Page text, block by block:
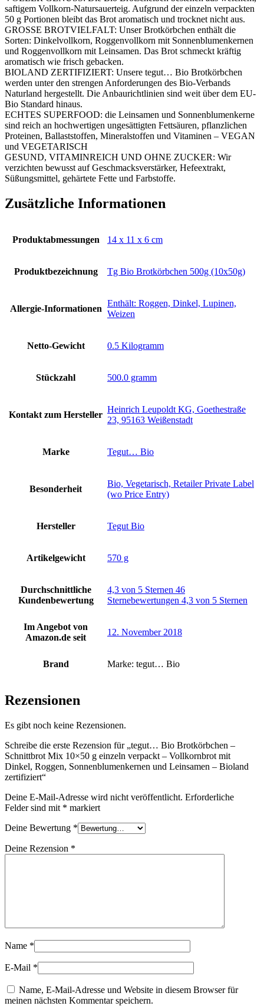
saftigem Vollkorn-Natursauerteig. Aufgrund der einzeln verpackten
50 g Portionen bleibt das Brot aromatisch und trocknet nicht aus.
GROSSE BROTVIELFALT: Unser Brotkörbchen enthält die
Sorten: Dinkelvollkorn, Roggenvollkorn mit Sonnenblumenkernen
und Roggenvollkorn mit Leinsamen. Das Brot schmeckt kräftig
aromatisch wie frisch gebacken.
BIOLAND ZERTIFIZIERT: Unsere tegut… Bio Brotkörbchen
werden unter den strengen Anforderungen des Bio-Verbands
Naturland hergestellt. Die Anbaurichtlinien sind weit über dem EU-
Bio Standard hinaus.
ECHTES SUPERFOOD: die Leinsamen und Sonnenblumenkerne
sind reich an hochwertigen ungesättigten Fettsäuren, pflanzlichen
Proteinen, Ballaststoffen, Mineralstoffen und Vitaminen – VEGAN
und VEGETARISCH
GESUND, VITAMINREICH UND OHNE ZUCKER: Wir
verzichten bewusst auf Geschmacksverstärker, Hefeextrakt,
Süßungsmittel, gehärtete Fette und Farbstoffe.
Zusätzliche Informationen
Produktabmessungen ‎14 x 11 x 6 cm
Produktbezeichnung ‎Tg Bio Brotkörbchen 500g (10x50g)
Allergie-Informationen
‎Enthält: Roggen, Dinkel, Lupinen,
Weizen
Netto-Gewicht ‎0.5 Kilogramm
Stückzahl ‎500.0 gramm
Kontakt zum Hersteller
‎Heinrich Leupoldt KG, Goethestraße
23, 95163 Weißenstadt
Marke ‎Tegut… Bio
Besonderheit
‎Bio, Vegetarisch, Retailer Private Label
(wo Price Entry)
Hersteller ‎Tegut Bio
Artikelgewicht ‎570 g
Durchschnittliche
Kundenbewertung
4,3 von 5 Sternen 46
Sternebewertungen 4,3 von 5 Sternen
Im Angebot von
Amazon.de seit
12. November 2018
Brand Marke: tegut… Bio
Rezensionen
Es gibt noch keine Rezensionen.
Schreibe die erste Rezension für „tegut… Bio Brotkörbchen –
Schnittbrot Mix 10×50 g einzeln verpackt – Vollkornbrot mit
Dinkel, Roggen, Sonnenblumenkernen und Leinsamen – Bioland
zertifiziert“
Deine E-Mail-Adresse wird nicht veröffentlicht. Erforderliche
Felder sind mit * markiert
Deine Bewertung *
Deine Rezension *
Name *
E-Mail *
Name, E-Mail-Adresse und Website in diesem Browser für
meinen nächsten Kommentar speichern.